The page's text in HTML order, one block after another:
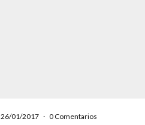
26/01/2017 · 0 Comentarios